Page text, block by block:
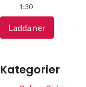
1:30
Ladda ner
Kategorier